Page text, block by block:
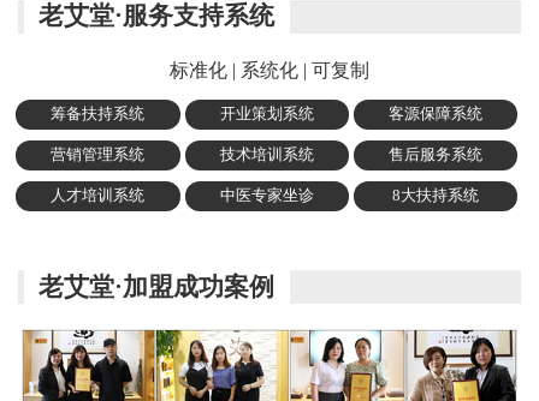
老艾堂·服务支持系统
标准化 | 系统化 | 可复制
筹备扶持系统 开业策划系统 客源保障系统
营销管理系统 技术培训系统 售后服务系统
人才培训系统 中医专家坐诊 8大扶持系统
老艾堂·加盟成功案例